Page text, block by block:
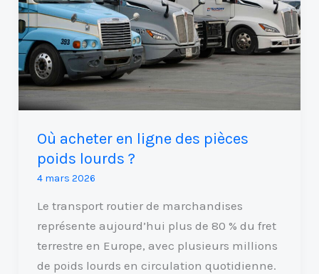
Où acheter en ligne des pièces
poids lourds ?
4 mars 2026
Le transport routier de marchandises
représente aujourd’hui plus de 80 % du fret
terrestre en Europe, avec plusieurs millions
de poids lourds en circulation quotidienne.
des
pièces
poids
lourds
?